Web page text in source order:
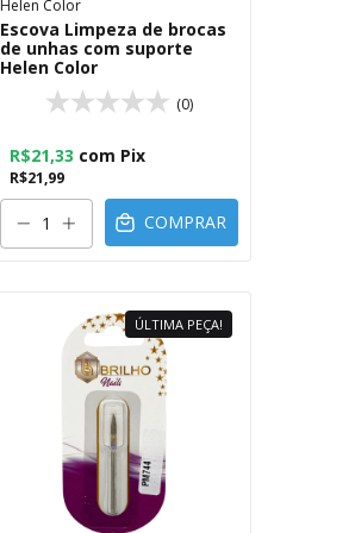
Helen Color
Escova Limpeza de brocas
de unhas com suporte
Helen Color
(0)
R$21,99
R$21,33 com Pix
COMPRAR
ÚLTIMA PEÇA!